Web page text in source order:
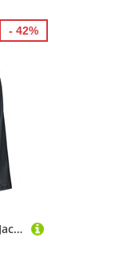
Marmot Herren PreCip Evo Jacke
- 42%